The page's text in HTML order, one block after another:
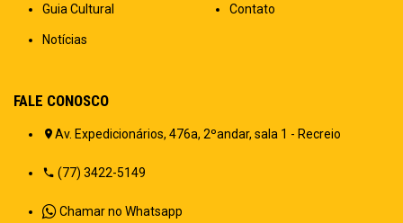
Guia Cultural
Notícias
Contato
FALE CONOSCO
Av. Expedicionários, 476a, 2ºandar, sala 1 - Recreio
(77) 3422-5149
Chamar no Whatsapp